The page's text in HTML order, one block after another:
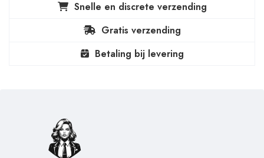
Snelle en discrete verzending
Gratis verzending
Betaling bij levering